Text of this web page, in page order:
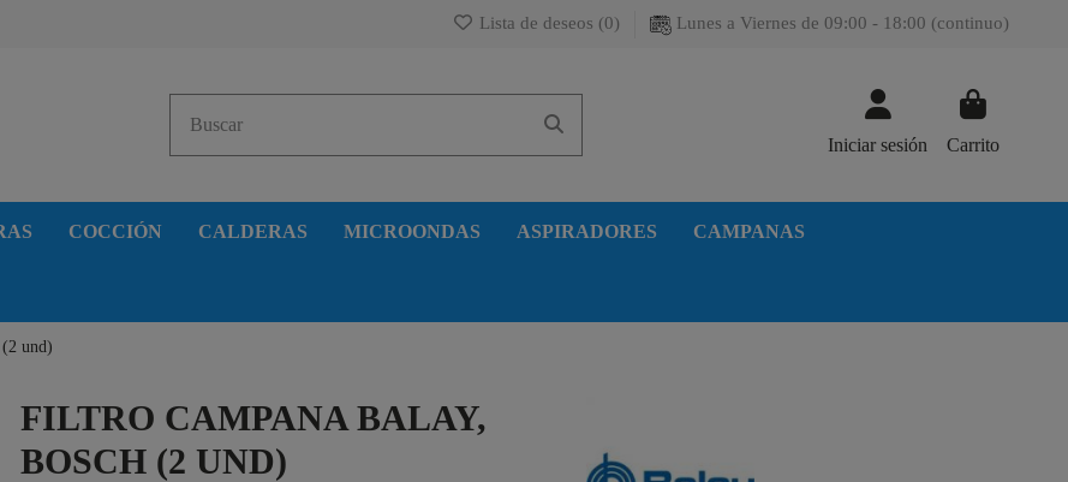
Lista de deseos (0) Lunes a Viernes de 09:00 - 18:00 (continuo)
Iniciar sesión Carrito
COCCIÓN CALDERAS MICROONDAS ASPIRADORES CAMPANAS
und)
FILTRO CAMPANA BALAY,
BOSCH (2 UND)